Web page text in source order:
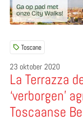
Toscane
23 oktober 2020
La Terrazza
‘verborgen’
Toscaanse